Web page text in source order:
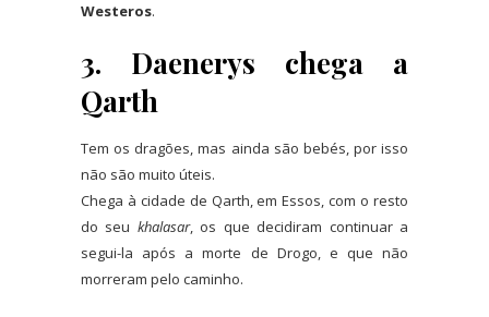
Westeros.
3. Daenerys chega a
Qarth
Tem os dragões, mas ainda são bebés, por isso
não são muito úteis.
Chega à cidade de Qarth, em Essos, com o resto
do seu khalasar, os que decidiram continuar a
segui-la após a morte de Drogo, e que não
morreram pelo caminho.